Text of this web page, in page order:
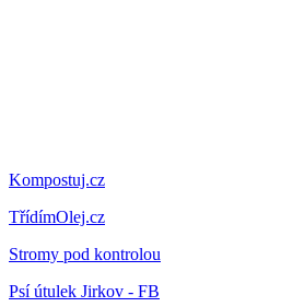
Kompostuj.cz
TřídímOlej.cz
Stromy pod kontrolou
Psí útulek Jirkov - FB